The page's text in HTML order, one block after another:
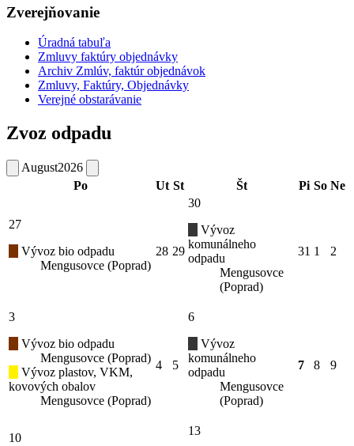
Zverejňovanie
Úradná tabuľa
Zmluvy faktúry objednávky
Archiv Zmlúv, faktúr objednávok
Zmluvy, Faktúry, Objednávky
Verejné obstarávanie
Zvoz odpadu
August2026
Po
Ut St Št Pi So Ne
27
Vývoz bio odpadu
Mengusovce (Poprad)
28 29
30
Vývoz
komunálneho
odpadu
Mengusovce
(Poprad)
31 1 2
3
Vývoz bio odpadu
Mengusovce (Poprad)
Vývoz plastov, VKM,
kovových obalov
Mengusovce (Poprad)
4 5
6
Vývoz
komunálneho
odpadu
Mengusovce
(Poprad)
7 8 9
10
13